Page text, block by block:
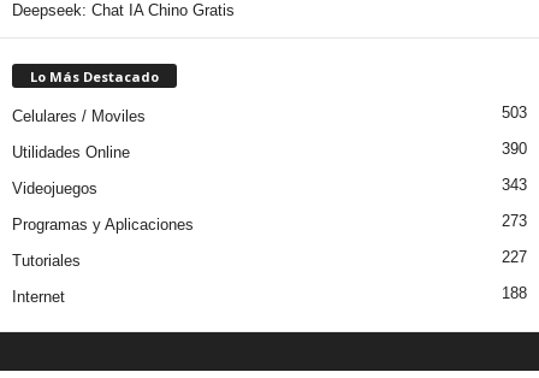
Deepseek: Chat IA Chino Gratis
Lo Más Destacado
Celulares / Moviles 503
Utilidades Online 390
Videojuegos 343
Programas y Aplicaciones 273
Tutoriales 227
Internet 188